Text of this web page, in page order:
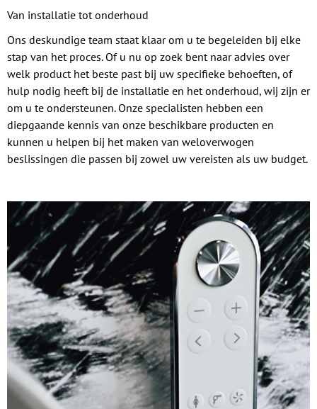
Van installatie tot onderhoud
Ons deskundige team staat klaar om u te begeleiden bij elke
stap van het proces. Of u nu op zoek bent naar advies over
welk product het beste past bij uw specifieke behoeften, of
hulp nodig heeft bij de installatie en het onderhoud, wij zijn er
om u te ondersteunen. Onze specialisten hebben een
diepgaande kennis van onze beschikbare producten en
kunnen u helpen bij het maken van weloverwogen
beslissingen die passen bij zowel uw vereisten als uw budget.